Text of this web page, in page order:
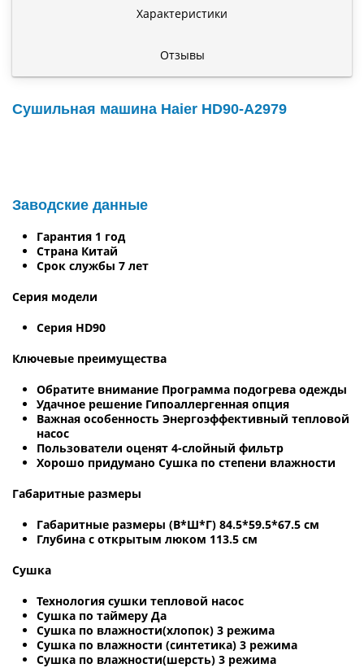
Характеристики
Отзывы
Сушильная машина Haier HD90-A2979
Заводские данные
Гарантия 1 год
Страна Китай
Срок службы 7 лет
Серия модели
Серия HD90
Ключевые преимущества
Обратите внимание Программа подогрева одежды
Удачное решение Гипоаллергенная опция
Важная особенность Энергоэффективный тепловой
насос
Пользователи оценят 4-слойный фильтр
Хорошо придумано Сушка по степени влажности
Габаритные размеры
Габаритные размеры (В*Ш*Г) 84.5*59.5*67.5 см
Глубина с открытым люком 113.5 см
Сушка
Технология сушки тепловой насос
Сушка по таймеру Да
Сушка по влажности(хлопок) 3 режима
Сушка по влажности (синтетика) 3 режима
Сушка по влажности(шерсть) 3 режима